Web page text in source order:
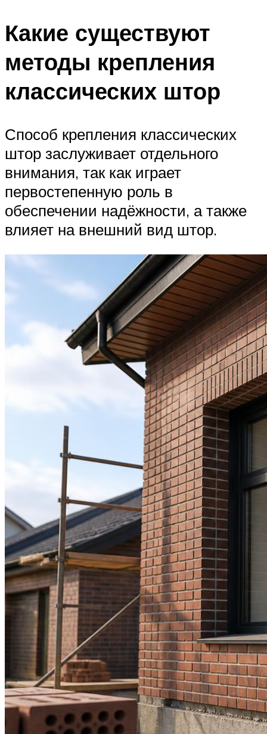
Какие существуют
методы крепления
классических штор
Способ крепления классических
штор заслуживает отдельного
внимания, так как играет
первостепенную роль в
обеспечении надёжности, а также
влияет на внешний вид штор.